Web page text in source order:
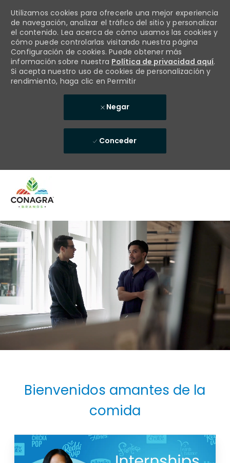
-
Utilizamos cookies para ofrecerle una mejor experiencia
de navegación, analizar el tráfico del sitio y personalizar
el contenido. Lea acerca de cómo usamos las cookies y
cómo puede controlarlas visitando nuestra página
Configuración de cookies. Puede obtener más
información sobre nuestra Política de privacidad aquí.
Si acepta nuestro uso de cookies de personalización y
rendimiento, haga clic en Permitir
Negar
Conceder
Bienvenidos amantes de la
comida